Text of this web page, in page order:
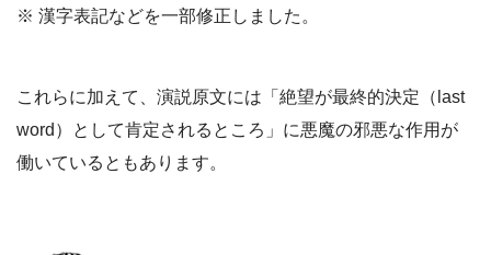
※ 漢字表記などを一部修正しました。
これらに加えて、演説原文には「絶望が最終的決定（last
word）として肯定されるところ」に悪魔の邪悪な作用が
働いているともあります。